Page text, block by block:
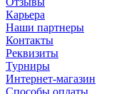
Карьера
Наши партнеры
Контакты
Реквизиты
Турниры
Интернет-магазин
Способы оплаты